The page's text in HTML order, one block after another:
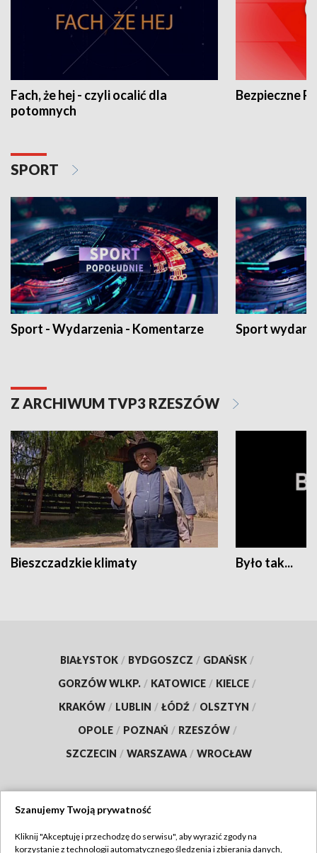
Fach, że hej - czyli ocalić dla
potomnych
Bezpieczne
SPORT
Sport - Wydarzenia - Komentarze Sport
Z ARCHIWUM TVP3 RZESZÓW
Bieszczadzkie klimaty Było tak...
BIAŁYSTOK / BYDGOSZCZ / GDAŃSK /
GORZÓW WLKP. / KATOWICE / KIELCE /
KRAKÓW / LUBLIN / ŁÓDŹ / OLSZTYN /
OPOLE / POZNAŃ / RZESZÓW /
SZCZECIN / WARSZAWA / WROCŁAW
Szanujemy Twoją prywatność
Kliknij "Akceptuję i przechodzę do serwisu", aby wyrazić zgody na
korzystanie z technologii automatycznego śledzenia i zbierania danych,